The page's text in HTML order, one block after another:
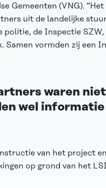
Gemeenten (VNG).
uit de landelijke
politie, de Inspectie
Samen vormden zij een
waren
wel informatie
van het project
op grond van het